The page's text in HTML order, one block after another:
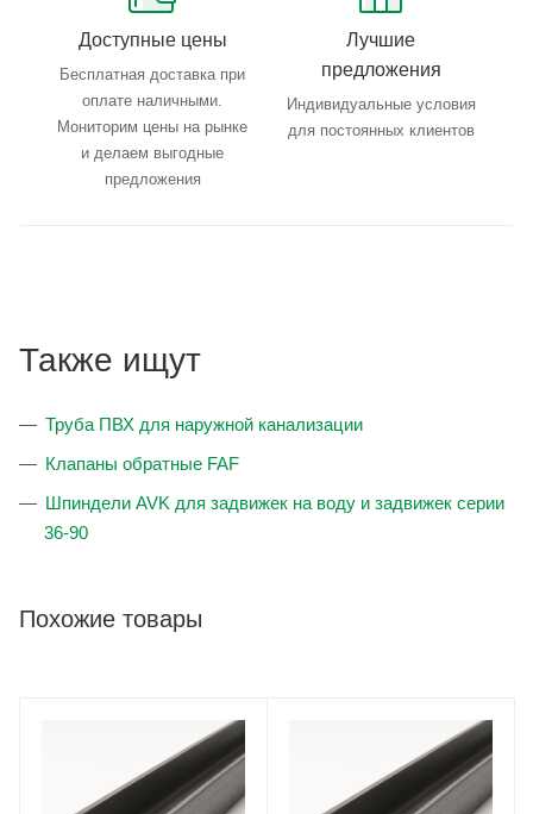
Доступные цены
Бесплатная доставка при
оплате наличными.
Мониторим цены на рынке
и делаем выгодные
предложения
Лучшие
предложения
Индивидуальные условия
для постоянных клиентов
Также ищут
Труба ПВХ для наружной канализации
Клапаны обратные FAF
Шпиндели AVK для задвижек на воду и задвижек серии
36-90
Похожие товары